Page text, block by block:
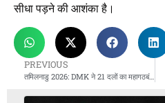
सीधा पड़ने की आशंका है।
PREVIOUS
तमिलनाडु 2026: DMK ने 21 दलों का महागठबंधन बनाया, कांग्रेस को 28 सीटें